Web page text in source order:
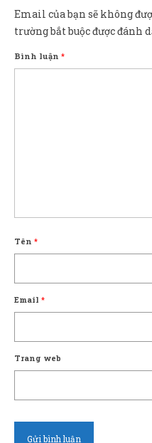
Email của bạn sẽ không
trường bắt buộc được đánh
Bình luận *
Tên *
Email *
Trang web